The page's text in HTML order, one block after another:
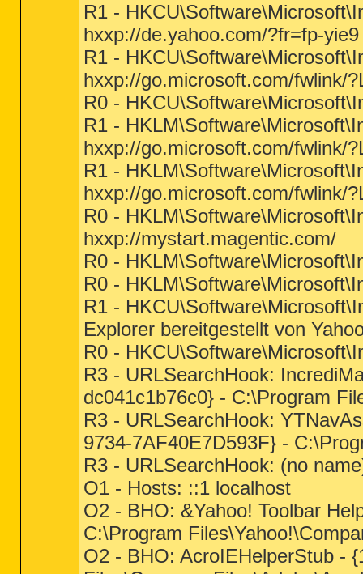
R1 -
hxxp://de.yahoo.com/?fr=fp-yie9
R1 -
hxxp://go.microsoft.com/fwlink/
R0 -
R1 -
hxxp://go.microsoft.com/fwlink/
R1 -
hxxp://go.microsoft.com/fwlink/
R0 -
hxxp://mystart.magentic.com/
R0 -
R0 -
R1 -
Explorer bereitgestellt von
R0 -
R3 - URLSearchHook:
dc041c1b76c0} - C:\Program
R3 - URLSearchHook:
9734-7AF40E7D593F} -
R3 - URLSearchHook: (no
O1 - Hosts: ::1 localhost
O2 - BHO: &Yahoo! Toolbar
C:\Program
O2 - BHO: AcroIEHelperStub -